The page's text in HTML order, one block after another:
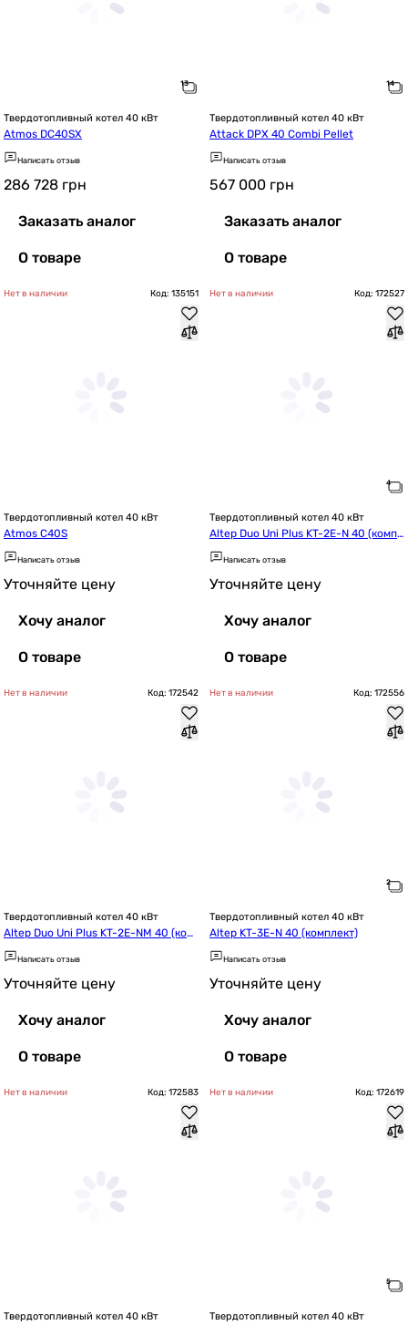
Твердотопливный котел 40 кВт
Atmos DC40SX
Написать отзыв
286 728 грн
Заказать аналог
О товаре
Твердотопливный котел 40 кВт
Attack DPX 40 Combi Pellet
Написать отзыв
567 000 грн
Заказать аналог
О товаре
Нет в наличии Код: 135151
Твердотопливный котел 40 кВт
Atmos C40S
Написать отзыв
Уточняйте цену
Хочу аналог
О товаре
Нет в наличии Код: 172527
Твердотопливный котел 40 кВт
Altep Duo Uni Plus KT-2E-N 40 (компл
ект)
Написать отзыв
Уточняйте цену
Хочу аналог
О товаре
Нет в наличии Код: 172542
Твердотопливный котел 40 кВт
Altep Duo Uni Plus KT-2E-NM 40 (ком
плект ручной)
Написать отзыв
Уточняйте цену
Хочу аналог
О товаре
Нет в наличии Код: 172556
Твердотопливный котел 40 кВт
Altep KT-3E-N 40 (комплект)
Написать отзыв
Уточняйте цену
Хочу аналог
О товаре
Нет в наличии Код: 172583
Твердотопливный котел 40 кВт
Нет в наличии Код: 172619
Твердотопливный котел 40 кВт